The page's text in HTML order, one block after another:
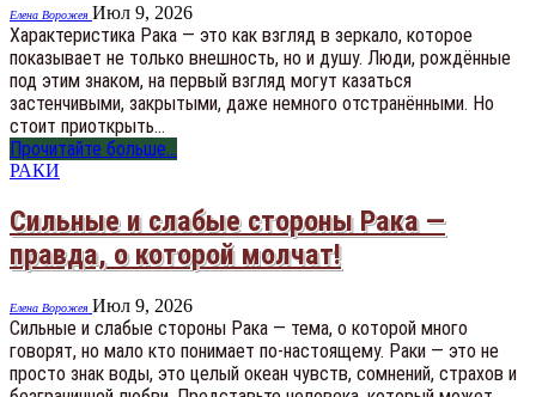
Елена Ворожея Июл 9, 2026
Характеристика Рака — это как взгляд в зеркало, которое
показывает не только внешность, но и душу. Люди, рождённые
под этим знаком, на первый взгляд могут казаться
застенчивыми, закрытыми, даже немного отстранёнными. Но
стоит приоткрыть…
Прочитайте больше...
РАКИ
Сильные и слабые стороны Рака —
правда, о которой молчат!
Елена Ворожея Июл 9, 2026
Сильные и слабые стороны Рака — тема, о которой много
говорят, но мало кто понимает по-настоящему. Раки — это не
просто знак воды, это целый океан чувств, сомнений, страхов и